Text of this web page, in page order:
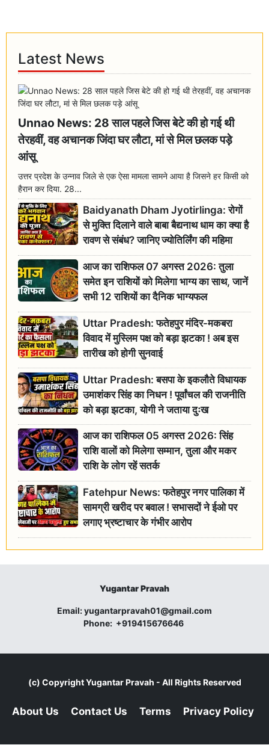
Latest News
Unnao News: 28 साल पहले जिस बेटे की हो गई थी
तेरहवीं, वह अचानक जिंदा घर लौटा, मां से मिल छलक पड़े
आंसू
उत्तर प्रदेश के उन्नाव जिले से एक ऐसा मामला सामने आया है जिसने हर किसी को
हैरान कर दिया. 28...
Baidyanath Dham Jyotirlinga: रोगों
से मुक्ति दिलाने वाले बाबा बैद्यनाथ धाम का क्या है
रावण से संबंध? जानिए ज्योतिर्लिंग की महिमा
आज का राशिफल 07 अगस्त 2026: तुला
समेत इन राशियों को मिलेगा भाग्य का साथ, जानें
सभी 12 राशियों का दैनिक भाग्यफल
Uttar Pradesh: फतेहपुर मंदिर-मकबरा
विवाद में मुस्लिम पक्ष को बड़ा झटका ! अब इस
तारीख को होगी सुनवाई
Uttar Pradesh: बसपा के इकलौते विधायक
उमाशंकर सिंह का निधन ! पूर्वांचल की राजनीति
को बड़ा झटका, योगी ने जताया दुःख
आज का राशिफल 05 अगस्त 2026: सिंह
राशि वालों को मिलेगा सम्मान, तुला और मकर
राशि के लोग रहें सतर्क
Fatehpur News: फतेहपुर नगर पालिका में
सामग्री खरीद पर बवाल ! सभासदों ने ईओ पर
लगाए भ्रष्टाचार के गंभीर आरोप
Yugantar Pravah
Email:yugantarpravah01@gmail.com
Phone: +919415676646
(c) CopyrightYugantar Pravah - All Rights Reserved
About Us Contact Us Terms Privacy Policy